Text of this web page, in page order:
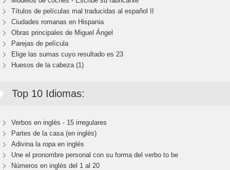
Títulos de películas mal traducidas al español II
Ciudades romanas en Hispania
Obras principales de Miguel Ángel
Parejas de película
Elige las sumas cuyo resultado es 23
Huesos de la cabeza (1)
Top 10 Idiomas:
Verbos en inglés - 15 irregulares
Partes de la casa (en inglés)
Adivina la ropa en inglés
Une el pronombre personal con su forma del verbo to be
Números en inglés del 1 al 20